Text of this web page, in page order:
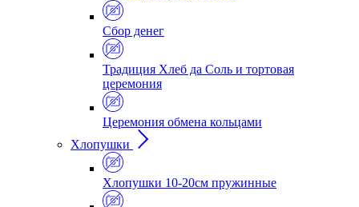
Сбор денег
Традиция Хлеб да Соль и тортовая
церемония
Церемония обмена кольцами
Хлопушки
Хлопушки 10-20см пружинные